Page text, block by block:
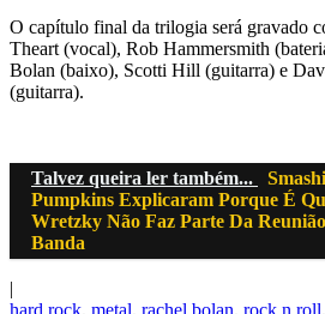
O capítulo final da trilogia será gravado
Theart (vocal), Rob Hammersmith
Bolan (baixo), Scotti Hill (guitarra) e
(guitarra).
Talvez queira ler também...
Pumpkins Explicaram Porque É
Wretzky Não Faz Parte Da
Banda
|